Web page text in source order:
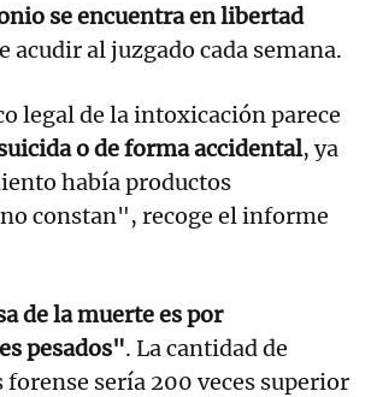
se encuentra en libertad
acudir al juzgado cada semana.
legal de la intoxicación parece
o de forma accidental, ya
había productos
constan", recoge el informe
de la muerte es por
pesados". La cantidad de
sería 200 veces superior